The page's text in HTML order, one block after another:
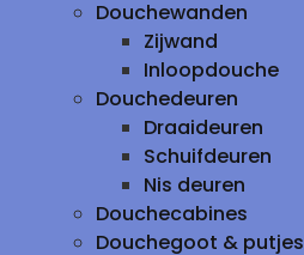
Douchewanden
Zijwand
Inloopdouche
Douchedeuren
Draaideuren
Schuifdeuren
Nis deuren
Douchecabines
Douchegoot & putjes